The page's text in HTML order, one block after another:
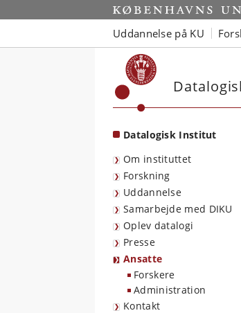
Start
Uddannelse på KU
Datalogisk Institut
Om instituttet
Forskning
Uddannelse
Samarbejde med DIKU
Oplev datalogi
Presse
Ansatte
Forskere
Administration
Kontakt